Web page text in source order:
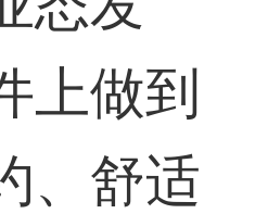
上做到
、舒适